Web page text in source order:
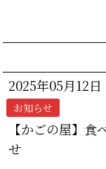
2025年05月12日
お知らせ
【かごの屋】
せ